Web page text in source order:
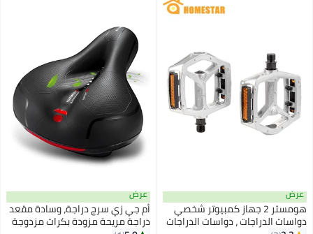
عرض
هومستر 2 جهاز كمبيوتر شخصي
دواسات الدراجات ، دواسات الدراجات
عرض
أم جي زي سرج دراجة، وسادة مقعد
دراجة مريحة مزودة بكرات مزدوجة